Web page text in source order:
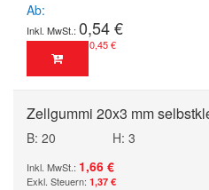
Ab
0,54 €
0,45 €
Zellgummi 20x3 mm
B: 20
H: 3
1,66 €
1,37 €